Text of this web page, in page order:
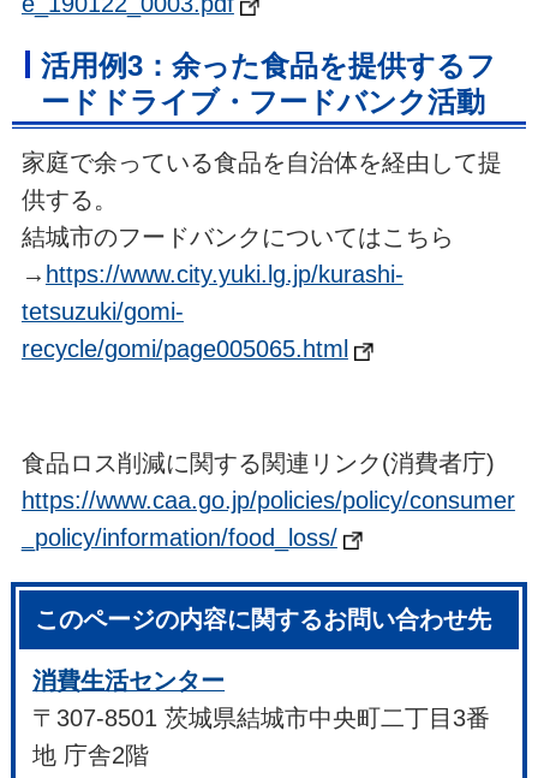
活用例3：余った食品を提供するフ
ードドライブ・フードバンク活動
家庭で余っている食品を自治体を経由して提
供する。
結城市のフードバンクについてはこちら
→ https://www.city.yuki.lg.jp/kurashi-
tetsuzuki/gomi-
recycle/gomi/page005065.html
食品ロス削減に関する関連リンク(消費者庁)
https://www.caa.go.jp/policies/policy/consumer
_policy/information/food_loss/
このページの内容に関するお問い合わせ先
消費生活センター
〒307-8501 茨城県結城市中央町二丁目3番
地 庁舎2階